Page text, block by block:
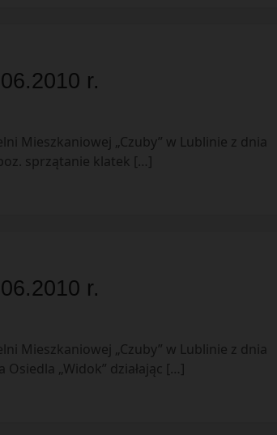
r.
Mieszkaniowej „Czuby” w Lublinie z dnia
sprzątanie klatek […]
r.
Mieszkaniowej „Czuby” w Lublinie z dnia
„Widok” działając […]